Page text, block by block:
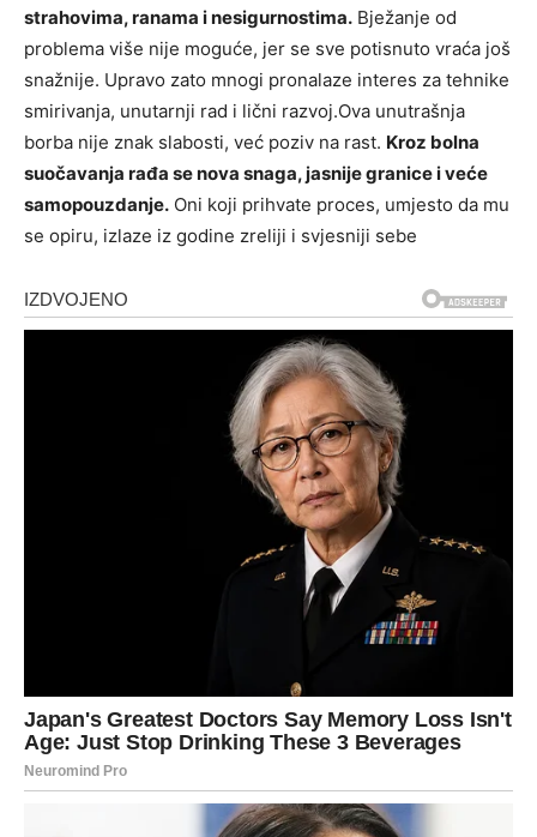
strahovima, ranama i nesigurnostima. Bježanje od
problema više nije moguće, jer se sve potisnuto vraća još
snažnije. Upravo zato mnogi pronalaze interes za tehnike
smirivanja, unutarnji rad i lični razvoj.Ova unutrašnja
borba nije znak slabosti, već poziv na rast. Kroz bolna
suočavanja rađa se nova snaga, jasnije granice i veće
samopouzdanje. Oni koji prihvate proces, umjesto da mu
se opiru, izlaze iz godine zreliji i svjesniji sebe